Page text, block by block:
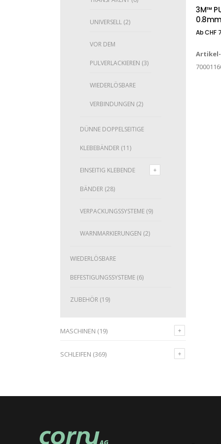
UNIVERSELL (2)
VOR DEM
PULVERLACKIEREN (3)
WIEDERLÖSBARE
VERBINDUNGEN (2)
DÜNNE DOPPELSEITIGE
KLEBEBÄNDER (11)
EINSEITIG KLEBENDE
BÄNDER (28)
VERPACKUNGSSYSTEME (9)
WARNMARKIERUNGEN (2)
WIEDERLÖSBARE
BEFESTIGUNGSSYSTEME (6)
ZUBEHÖR (19)
MASCHINEN (19)
SCHLEIFEN (369)
3M™
AbCHF